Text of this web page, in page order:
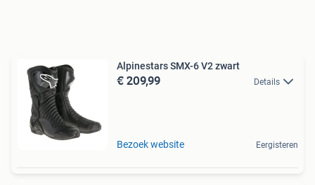
Alpinestars SMX-6 V2 zwart
€ 209,99 Details
Bezoek website Eergisteren